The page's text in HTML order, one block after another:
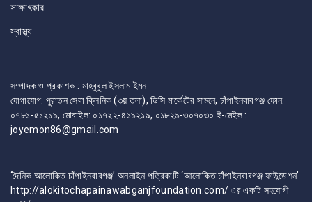
সাক্ষাৎকার
স্বাস্থ্য
সম্পাদক ও প্রকাশক : মাহবুবুল ইসলাম ইমন
যোগাযোগ: পুরাতন সেবা ক্লিনিক (৩য় তলা), ডিসি মার্কেটের সামনে, চাঁপাইনবাবগঞ্জ ফোন:
০৭৮১-৫১২১৯, মোবাইল: ০১৭২২-৪১৯২১৯, ০১৮২৯-৩০৭০৩০ ই-মেইল :
joyemon86@gmail.com
‘দৈনিক আলোকিত চাঁপাইনবাবগঞ্জ’ অনলাইন পত্রিকাটি ‘আলোকিত চাঁপাইনবাবগঞ্জ ফাউন্ডেশন’
http://alokitochapainawabganjfoundation.com/ এর একটি সহযোগী